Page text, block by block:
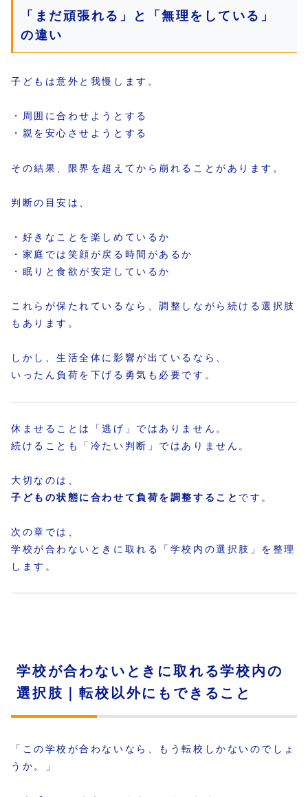
「まだ頑張れる」と「無理をしている」
の違い
子どもは意外と我慢します。
・周囲に合わせようとする
・親を安心させようとする
その結果、限界を超えてから崩れることがあります。
判断の目安は、
・好きなことを楽しめているか
・家庭では笑顔が戻る時間があるか
・眠りと食欲が安定しているか
これらが保たれているなら、調整しながら続ける選択肢
もあります。
しかし、生活全体に影響が出ているなら、
いったん負荷を下げる勇気も必要です。
休ませることは「逃げ」ではありません。
続けることも「冷たい判断」ではありません。
大切なのは、
子どもの状態に合わせて負荷を調整すること です。
次の章では、
学校が合わないときに取れる「学校内の選択肢」を整理
します。
学校が合わないときに取れる学校内の
選択肢｜転校以外にもできること
「この学校が合わないなら、もう転校しかないのでしょ
うか。」